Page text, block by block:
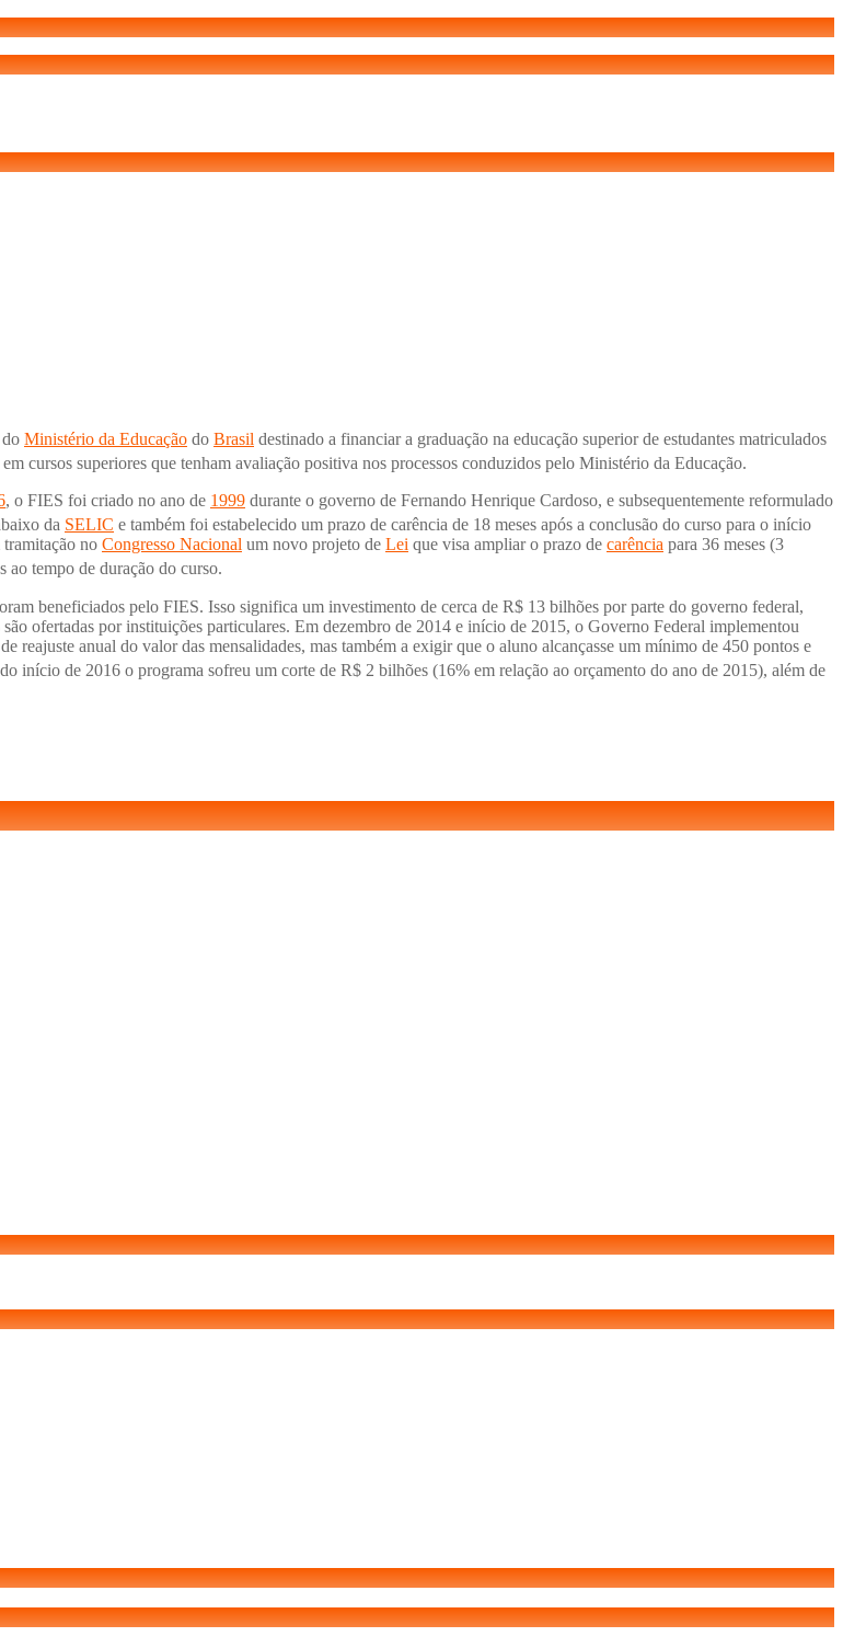
Ministério da Educação do Brasil destinado a financiar a graduação na educação superior de estudantes matriculados
cursos superiores que tenham avaliação positiva nos processos conduzidos pelo Ministério da Educação.
, o FIES foi criado no ano de 1999 durante o governo de Fernando Henrique Cardoso, e subsequentemente reformulado
da SELIC e também foi estabelecido um prazo de carência de 18 meses após a conclusão do curso para o início
tramitação no Congresso Nacional um novo projeto de Lei que visa ampliar o prazo de carência para 36 meses (3
ao tempo de duração do curso.
beneficiados pelo FIES. Isso significa um investimento de cerca de R$ 13 bilhões por parte do governo federal,
ofertadas por instituições particulares. Em dezembro de 2014 e início de 2015, o Governo Federal implementou
reajuste anual do valor das mensalidades, mas também a exigir que o aluno alcançasse um mínimo de 450 pontos e
início de 2016 o programa sofreu um corte de R$ 2 bilhões (16% em relação ao orçamento do ano de 2015), além de